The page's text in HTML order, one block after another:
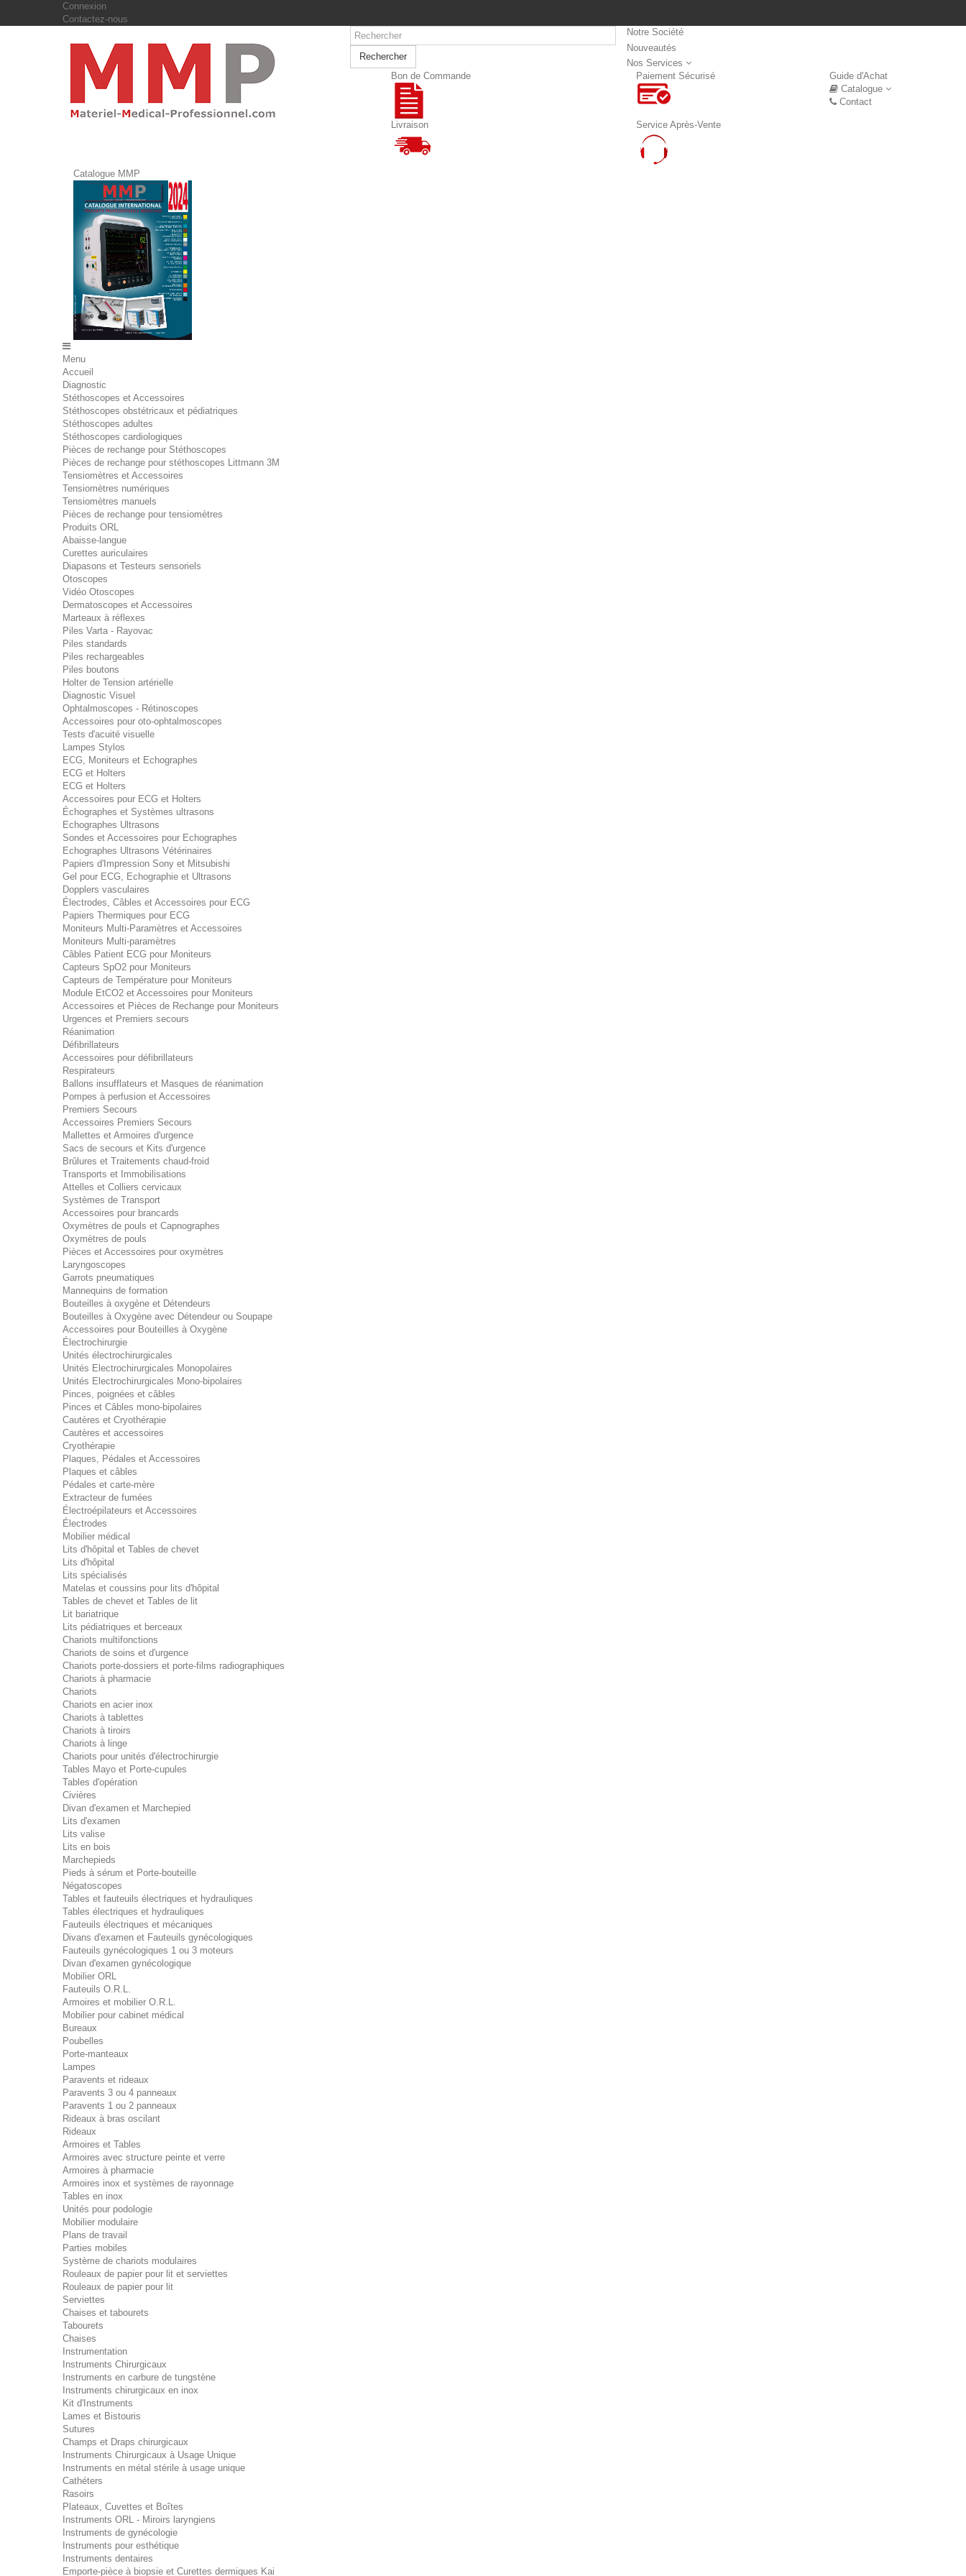
Connexion
Contactez-nous
Rechercher
Notre Société
Nouveautés
Nos Services
Bon de Commande
Paiement Sécurisé
Livraison Service Après-Vente
Guide d'Achat
Catalogue
Catalogue MMP
Contact
Menu
Accueil
Diagnostic
Stéthoscopes et Accessoires
Stéthoscopes obstétricaux et pédiatriques
Stéthoscopes adultes
Stéthoscopes cardiologiques
Pièces de rechange pour Stéthoscopes
Pièces de rechange pour stéthoscopes Littmann 3M
Tensiomètres et Accessoires
Tensiomètres numériques
Tensiomètres manuels
Pièces de rechange pour tensiomètres
Produits ORL
Abaisse-langue
Curettes auriculaires
Diapasons et Testeurs sensoriels
Otoscopes
Vidéo Otoscopes
Dermatoscopes et Accessoires
Marteaux à réflexes
Piles Varta - Rayovac
Piles standards
Piles rechargeables
Piles boutons
Holter de Tension artérielle
Diagnostic Visuel
Ophtalmoscopes - Rétinoscopes
Accessoires pour oto-ophtalmoscopes
Tests d'acuité visuelle
Lampes Stylos
ECG, Moniteurs et Echographes
ECG et Holters
ECG et Holters
Accessoires pour ECG et Holters
Échographes et Systèmes ultrasons
Echographes Ultrasons
Sondes et Accessoires pour Echographes
Echographes Ultrasons Vétérinaires
Papiers d'Impression Sony et Mitsubishi
Gel pour ECG, Echographie et Ultrasons
Dopplers vasculaires
Électrodes, Câbles et Accessoires pour ECG
Papiers Thermiques pour ECG
Moniteurs Multi-Paramètres et Accessoires
Moniteurs Multi-paramètres
Câbles Patient ECG pour Moniteurs
Capteurs SpO2 pour Moniteurs
Capteurs de Température pour Moniteurs
Module EtCO2 et Accessoires pour Moniteurs
Accessoires et Pièces de Rechange pour Moniteurs
Urgences et Premiers secours
Réanimation
Défibrillateurs
Accessoires pour défibrillateurs
Respirateurs
Ballons insufflateurs et Masques de réanimation
Pompes à perfusion et Accessoires
Premiers Secours
Accessoires Premiers Secours
Mallettes et Armoires d'urgence
Sacs de secours et Kits d'urgence
Brûlures et Traitements chaud-froid
Transports et Immobilisations
Attelles et Colliers cervicaux
Systèmes de Transport
Accessoires pour brancards
Oxymètres de pouls et Capnographes
Oxymètres de pouls
Pièces et Accessoires pour oxymètres
Laryngoscopes
Garrots pneumatiques
Mannequins de formation
Bouteilles à oxygène et Détendeurs
Bouteilles à Oxygène avec Détendeur ou Soupape
Accessoires pour Bouteilles à Oxygène
Électrochirurgie
Unités électrochirurgicales
Unités Electrochirurgicales Monopolaires
Unités Electrochirurgicales Mono-bipolaires
Pinces, poignées et câbles
Pinces et Câbles mono-bipolaires
Cautères et Cryothérapie
Cautères et accessoires
Cryothérapie
Plaques, Pédales et Accessoires
Plaques et câbles
Pédales et carte-mère
Extracteur de fumées
Électroépilateurs et Accessoires
Électrodes
Mobilier médical
Lits d'hôpital et Tables de chevet
Lits d'hôpital
Lits spécialisés
Matelas et coussins pour lits d'hôpital
Tables de chevet et Tables de lit
Lit bariatrique
Lits pédiatriques et berceaux
Chariots multifonctions
Chariots de soins et d'urgence
Chariots porte-dossiers et porte-films radiographiques
Chariots à pharmacie
Chariots
Chariots en acier inox
Chariots à tablettes
Chariots à tiroirs
Chariots à linge
Chariots pour unités d'électrochirurgie
Tables Mayo et Porte-cupules
Tables d'opération
Civières
Divan d'examen et Marchepied
Lits d'examen
Lits valise
Lits en bois
Marchepieds
Pieds à sérum et Porte-bouteille
Négatoscopes
Tables et fauteuils électriques et hydrauliques
Tables électriques et hydrauliques
Fauteuils électriques et mécaniques
Divans d'examen et Fauteuils gynécologiques
Fauteuils gynécologiques 1 ou 3 moteurs
Divan d'examen gynécologique
Mobilier ORL
Fauteuils O.R.L.
Armoires et mobilier O.R.L.
Mobilier pour cabinet médical
Bureaux
Poubelles
Porte-manteaux
Lampes
Paravents et rideaux
Paravents 3 ou 4 panneaux
Paravents 1 ou 2 panneaux
Rideaux à bras oscilant
Rideaux
Armoires et Tables
Armoires avec structure peinte et verre
Armoires à pharmacie
Armoires inox et systèmes de rayonnage
Tables en inox
Unités pour podologie
Mobilier modulaire
Plans de travail
Parties mobiles
Système de chariots modulaires
Rouleaux de papier pour lit et serviettes
Rouleaux de papier pour lit
Serviettes
Chaises et tabourets
Tabourets
Chaises
Instrumentation
Instruments Chirurgicaux
Instruments en carbure de tungstène
Instruments chirurgicaux en inox
Kit d'Instruments
Lames et Bistouris
Sutures
Champs et Draps chirurgicaux
Instruments Chirurgicaux à Usage Unique
Instruments en métal stérile à usage unique
Cathéters
Rasoirs
Plateaux, Cuvettes et Boîtes
Instruments ORL - Miroirs laryngiens
Instruments de gynécologie
Instruments pour esthétique
Instruments dentaires
Emporte-pièce à biopsie et Curettes dermiques Kai